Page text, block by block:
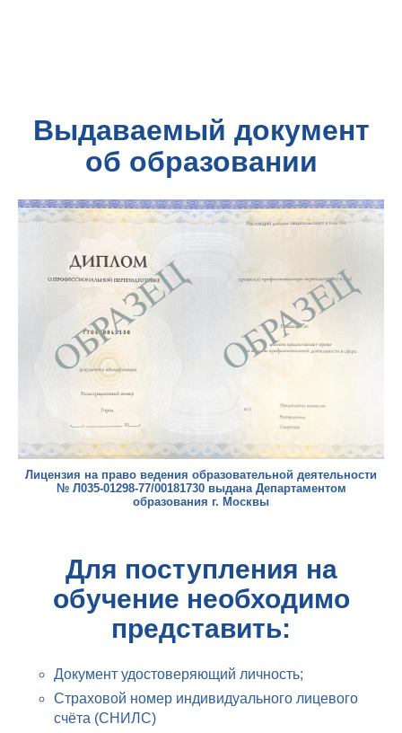
Выдаваемый документ
об образовании
Лицензия на право ведения образовательной деятельности
№ Л035-01298-77/00181730 выдана Департаментом
образования г. Москвы
Для поступления на
обучение необходимо
представить:
Документ удостоверяющий личность;
Страховой номер индивидуального лицевого
счёта (СНИЛС)